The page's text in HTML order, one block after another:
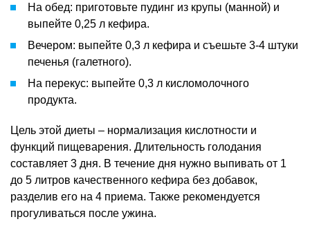
На обед: приготовьте пудинг из крупы (манной) и
выпейте 0,25 л кефира.
Вечером: выпейте 0,3 л кефира и съешьте 3-4 штуки
печенья (галетного).
На перекус: выпейте 0,3 л кисломолочного
продукта.
Цель этой диеты – нормализация кислотности и
функций пищеварения. Длительность голодания
составляет 3 дня. В течение дня нужно выпивать от 1
до 5 литров качественного кефира без добавок,
разделив его на 4 приема. Также рекомендуется
прогуливаться после ужина.